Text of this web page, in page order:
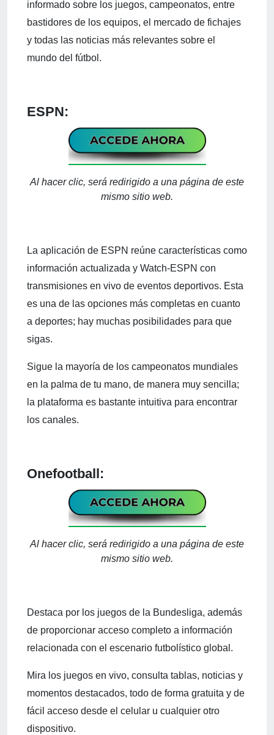
informado sobre los juegos, campeonatos, entre
bastidores de los equipos, el mercado de fichajes
y todas las noticias más relevantes sobre el
mundo del fútbol.
ESPN:
Al hacer clic, será redirigido a una página de este
mismo sitio web.
La aplicación de ESPN reúne características como
información actualizada y Watch-ESPN con
transmisiones en vivo de eventos deportivos. Esta
es una de las opciones más completas en cuanto
a deportes; hay muchas posibilidades para que
sigas.
Sigue la mayoría de los campeonatos mundiales
en la palma de tu mano, de manera muy sencilla;
la plataforma es bastante intuitiva para encontrar
los canales.
Onefootball:
Al hacer clic, será redirigido a una página de este
mismo sitio web.
Destaca por los juegos de la Bundesliga, además
de proporcionar acceso completo a información
relacionada con el escenario futbolístico global.
Mira los juegos en vivo, consulta tablas, noticias y
momentos destacados, todo de forma gratuita y de
fácil acceso desde el celular u cualquier otro
dispositivo.